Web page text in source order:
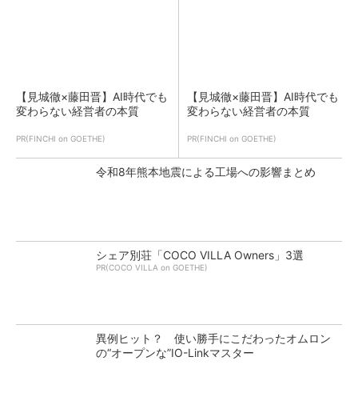
【見城徹×藤田晋】AI時代でも
変わらない経営者の本質
PR(FINCHI on GOETHE)
【見城徹×藤田晋】AI時代でも
変わらない経営者の本質
PR(FINCHI on GOETHE)
令和8年熊本地震による工場への影響まとめ
シェア別荘「COCO VILLA Owners」3選
PR(COCO VILLA on GOETHE)
異例ヒット？ 使い勝手にこだわったオムロン
の“オープンな”IO-Linkマスター